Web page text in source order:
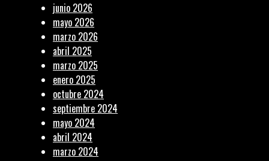
junio 2026
mayo 2026
marzo 2026
abril 2025
marzo 2025
enero 2025
octubre 2024
septiembre 2024
mayo 2024
abril 2024
marzo 2024